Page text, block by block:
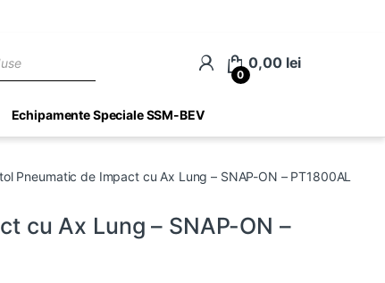
0
0,00 lei
Echipamente Speciale SSM-BEV
Pneumatic de Impact cu Ax Lung – SNAP-ON – PT1800AL
cu Ax Lung – SNAP-ON –